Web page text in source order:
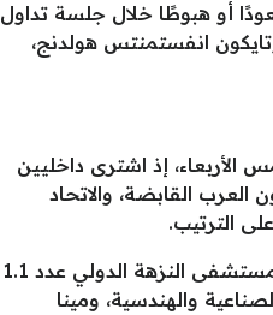
البورصة المصرية، إيقاف التداول على 5 أسهم لمدة 10 دقائق لتجاوزها نسبة الـ5% صعودًا أو هبوطًا خلال جلسة تداول
انفستمنتس هولدنج،
إذ اشترى داخليين
العرب القابضة، والاتحاد
كما اشترى مساهم رئيسي بشركات مينا للاستثمار السياحي والعقاري، ووثائق استثمار شركة صناديق المؤشرات، ومستشفى النزهة الدولي عدد 1.1
الصناعية والهندسية، ومينا